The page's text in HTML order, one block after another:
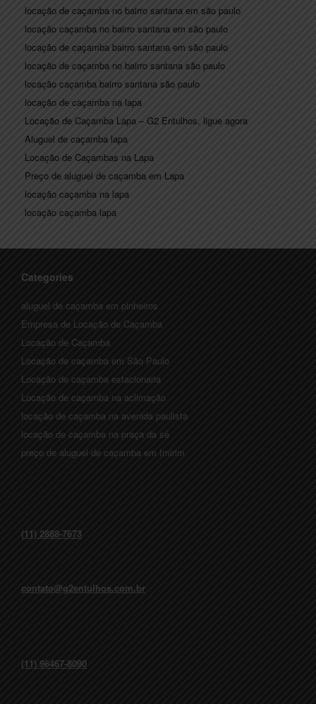
locação de caçamba no bairro santana em são paulo
locação caçamba no bairro santana em são paulo
locação de caçamba bairro santana em são paulo
locação de caçamba no bairro santana são paulo
locação caçamba bairro santana são paulo
locação de caçamba na lapa
Locação de Caçamba Lapa – G2 Entulhos, ligue agora
Aluguel de caçamba lapa
Locação de Caçambas na Lapa
Preço de aluguel de caçamba em Lapa
locação caçamba na lapa
locação caçamba lapa
Categories
aluguel de caçamba em pinheiros
Empresa de Locação de Caçamba
Locação de Caçamba
Locação de caçamba em São Paulo
Locação de caçamba estacionaria
Locação de caçamba na aclimação
locação de caçamba na avenida paulista
locação de caçamba na praça da sé
preço de aluguel de caçamba em Imirim
(11) 2888-7673
contato@g2entulhos.com.br
(11) 96467-8090